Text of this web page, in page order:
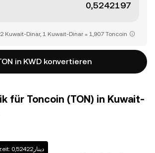
Kuwait-Dinar, 1 Kuwait-Dinar = 1,907 Toncoin
in KWD konvertieren
für Toncoin (TON) in Kuwait-
Preis in Echtzeit: دينار0,52422